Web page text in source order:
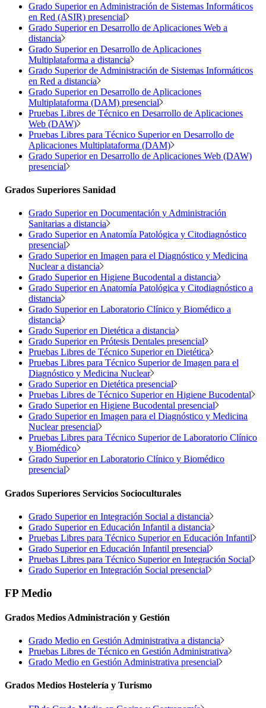
Grado Superior en Administración de Sistemas Informáticos
en Red (ASIR) presencial
Grado Superior en Desarrollo de Aplicaciones Web a
distancia
Grado Superior en Desarrollo de Aplicaciones
Multiplataforma a distancia
Grado Superior de Administración de Sistemas Informáticos
en Red a distancia
Grado Superior en Desarrollo de Aplicaciones
Multiplataforma (DAM) presencial
Pruebas Libres de Técnico en Desarrollo de Aplicaciones
Web (DAW)
Pruebas Libres para Técnico Superior en Desarrollo de
Aplicaciones Multiplataforma (DAM)
Grado Superior en Desarrollo de Aplicaciones Web (DAW)
presencial
Grados Superiores Sanidad
Grado Superior en Documentación y Administración
Sanitarias a distancia
Grado Superior en Anatomía Patológica y Citodiagnóstico
presencial
Grado Superior en Imagen para el Diagnóstico y Medicina
Nuclear a distancia
Grado Superior en Higiene Bucodental a distancia
Grado Superior en Anatomía Patológica y Citodiagnóstico a
distancia
Grado Superior en Laboratorio Clínico y Biomédico a
distancia
Grado Superior en Dietética a distancia
Grado Superior en Prótesis Dentales presencial
Pruebas Libres de Técnico Superior en Dietética
Pruebas Libres para Técnico Superior de Imagen para el
Diagnóstico y Medicina Nuclear
Grado Superior en Dietética presencial
Pruebas Libres de Técnico Superior en Higiene Bucodental
Grado Superior en Higiene Bucodental presencial
Grado Superior en Imagen para el Diagnóstico y Medicina
Nuclear presencial
Pruebas Libres para Técnico Superior de Laboratorio Clínico
y Biomédico
Grado Superior en Laboratorio Clínico y Biomédico
presencial
Grados Superiores Servicios Socioculturales
Grado Superior en Integración Social a distancia
Grado Superior en Educación Infantil a distancia
Pruebas Libres para Técnico Superior en Educación Infantil
Grado Superior en Educación Infantil presencial
Pruebas Libres para Técnico Superior en Integración Social
Grado Superior en Integración Social presencial
FP Medio
Grados Medios Administración y Gestión
Grado Medio en Gestión Administrativa a distancia
Pruebas Libres de Técnico en Gestión Administrativa
Grado Medio en Gestión Administrativa presencial
Grados Medios Hostelería y Turismo